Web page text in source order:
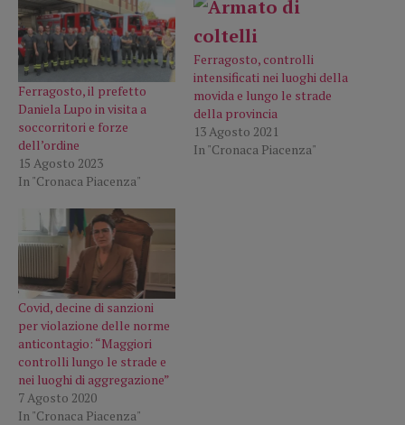
Ferragosto, il prefetto
Daniela Lupo in visita a
soccorritori e forze
dell’ordine
15 Agosto 2023
In "Cronaca Piacenza"
Ferragosto, controlli
intensificati nei luoghi della
movida e lungo le strade
della provincia
13 Agosto 2021
In "Cronaca Piacenza"
Covid, decine di sanzioni
per violazione delle norme
anticontagio: “Maggiori
controlli lungo le strade e
nei luoghi di aggregazione”
7 Agosto 2020
In "Cronaca Piacenza"